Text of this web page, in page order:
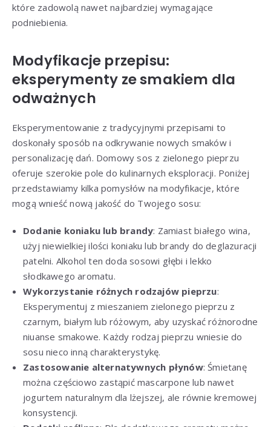
które zadowolą nawet najbardziej wymagające
podniebienia.
Modyfikacje przepisu:
eksperymenty ze smakiem dla
odważnych
Eksperymentowanie z tradycyjnymi przepisami to
doskonały sposób na odkrywanie nowych smaków i
personalizację dań. Domowy sos z zielonego pieprzu
oferuje szerokie pole do kulinarnych eksploracji. Poniżej
przedstawiamy kilka pomysłów na modyfikacje, które
mogą wnieść nową jakość do Twojego sosu:
Dodanie koniaku lub brandy: Zamiast białego wina,
użyj niewielkiej ilości koniaku lub brandy do deglazuracji
patelni. Alkohol ten doda sosowi głębi i lekko
słodkawego aromatu.
Wykorzystanie różnych rodzajów pieprzu:
Eksperymentuj z mieszaniem zielonego pieprzu z
czarnym, białym lub różowym, aby uzyskać różnorodne
niuanse smakowe. Każdy rodzaj pieprzu wniesie do
sosu nieco inną charakterystykę.
Zastosowanie alternatywnych płynów: Śmietanę
można częściowo zastąpić mascarpone lub nawet
jogurtem naturalnym dla lżejszej, ale równie kremowej
konsystencji.